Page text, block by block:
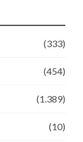
(333)
(454)
(1.389)
(10)